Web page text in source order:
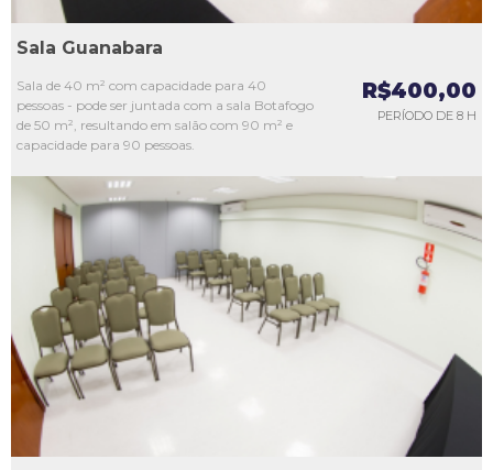
Sala Guanabara
Sala de 40 m² com capacidade para 40
pessoas - pode ser juntada com a sala Botafogo
de 50 m², resultando em salão com 90 m² e
capacidade para 90 pessoas.
R$400,00
PERÍODO DE 8 H
L1
L2
L3
L4